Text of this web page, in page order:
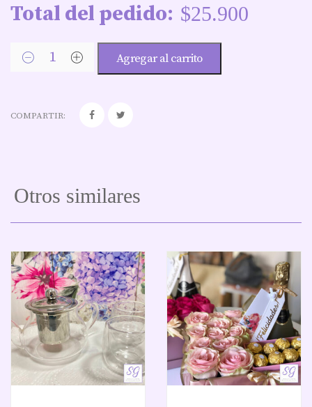
Total del pedido: $25.900
Agregar al carrito
COMPARTIR:
Otros similares